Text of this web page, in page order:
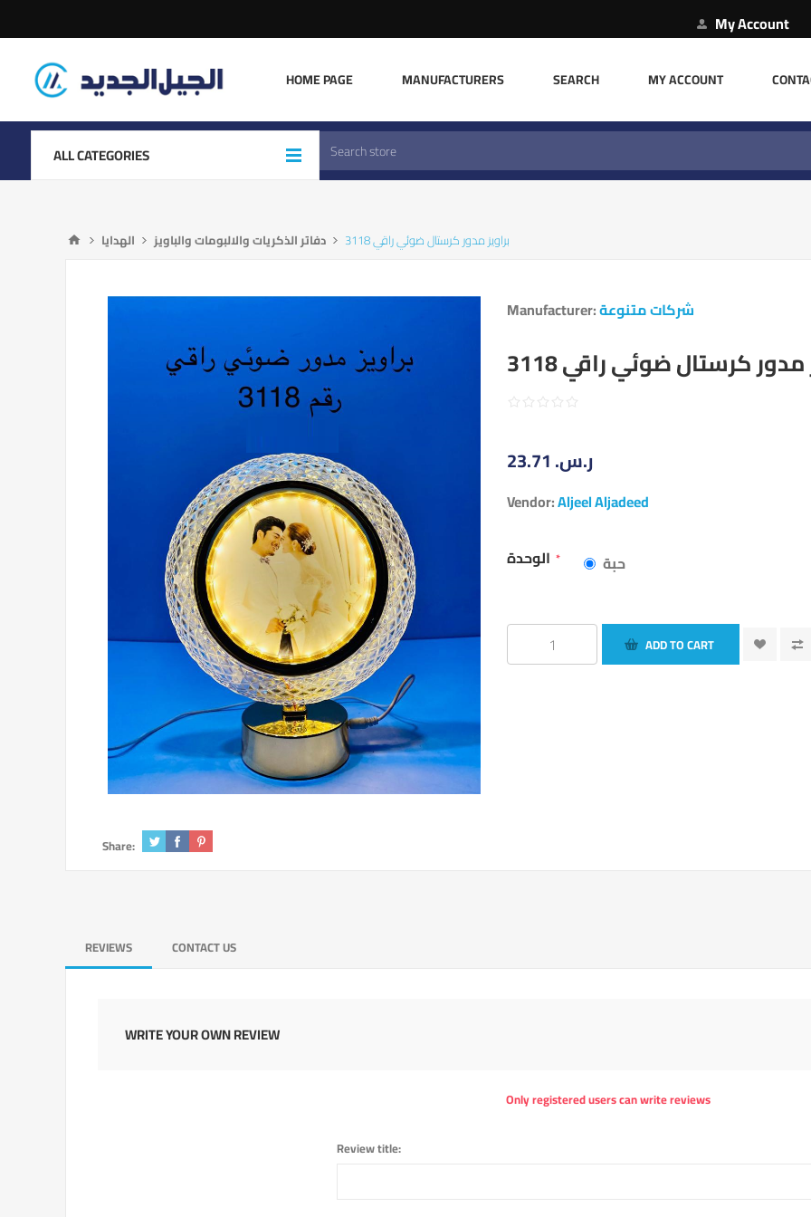
My Account
HOME PAGE MANUFACTURERS SEARCH MY ACCOUNT
ALL CATEGORIES
الهدايا دفاتر الذكريات والالبومات والباويز براويز مدور كرستال ضوئي راقي 3118
Manufacturer:شركات متنوعة
مدور كرستال ضوئي راقي 3118
23.71 ر.س.‏
Vendor:Aljeel Aljadeed
* حبة
ADD TO CART
Share:
REVIEWS CONTACT US
WRITE YOUR OWN REVIEW
Only registered users can write reviews
Review title: